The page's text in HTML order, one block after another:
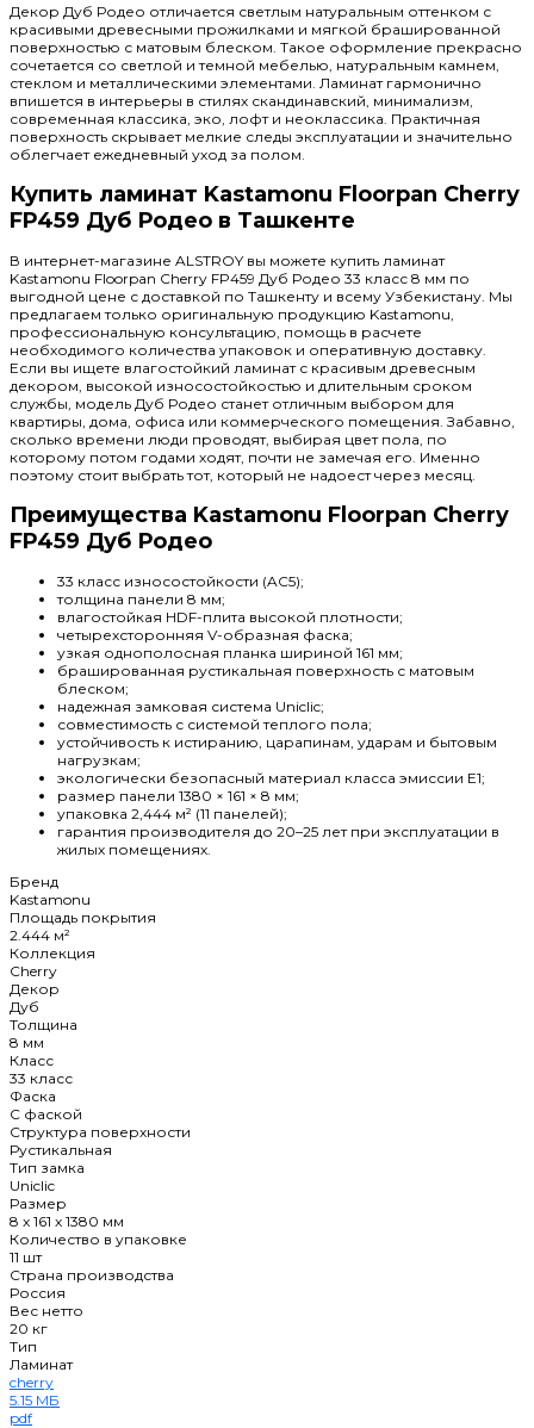
Декор Дуб Родео отличается светлым натуральным оттенком с
красивыми древесными прожилками и мягкой брашированной
поверхностью с матовым блеском. Такое оформление прекрасно
сочетается со светлой и темной мебелью, натуральным камнем,
стеклом и металлическими элементами. Ламинат гармонично
впишется в интерьеры в стилях скандинавский, минимализм,
современная классика, эко, лофт и неоклассика. Практичная
поверхность скрывает мелкие следы эксплуатации и значительно
облегчает ежедневный уход за полом.
Купить ламинат Kastamonu Floorpan Cherry
FP459 Дуб Родео в Ташкенте
В интернет-магазине ALSTROY вы можете купить ламинат
Kastamonu Floorpan Cherry FP459 Дуб Родео 33 класс 8 мм по
выгодной цене с доставкой по Ташкенту и всему Узбекистану. Мы
предлагаем только оригинальную продукцию Kastamonu,
профессиональную консультацию, помощь в расчете
необходимого количества упаковок и оперативную доставку.
Если вы ищете влагостойкий ламинат с красивым древесным
декором, высокой износостойкостью и длительным сроком
службы, модель Дуб Родео станет отличным выбором для
квартиры, дома, офиса или коммерческого помещения. Забавно,
сколько времени люди проводят, выбирая цвет пола, по
которому потом годами ходят, почти не замечая его. Именно
поэтому стоит выбрать тот, который не надоест через месяц.
Преимущества Kastamonu Floorpan Cherry
FP459 Дуб Родео
33 класс износостойкости (AC5);
толщина панели 8 мм;
влагостойкая HDF-плита высокой плотности;
четырехсторонняя V-образная фаска;
узкая однополосная планка шириной 161 мм;
брашированная рустикальная поверхность с матовым
блеском;
надежная замковая система Uniclic;
совместимость с системой теплого пола;
устойчивость к истиранию, царапинам, ударам и бытовым
нагрузкам;
экологически безопасный материал класса эмиссии E1;
размер панели 1380 × 161 × 8 мм;
упаковка 2,444 м² (11 панелей);
гарантия производителя до 20–25 лет при эксплуатации в
жилых помещениях.
Бренд
Kastamonu
Площадь покрытия
2.444 м²
Коллекция
Cherry
Декор
Дуб
Толщина
8 мм
Класс
33 класс
Фаска
C фаской
Структура поверхности
Рустикальная
Тип замка
Uniclic
Размер
8 x 161 x 1380 мм
Количество в упаковке
11 шт
Страна производства
Россия
Вес нетто
20 кг
Тип
Ламинат
cherry
5.15 МБ
pdf